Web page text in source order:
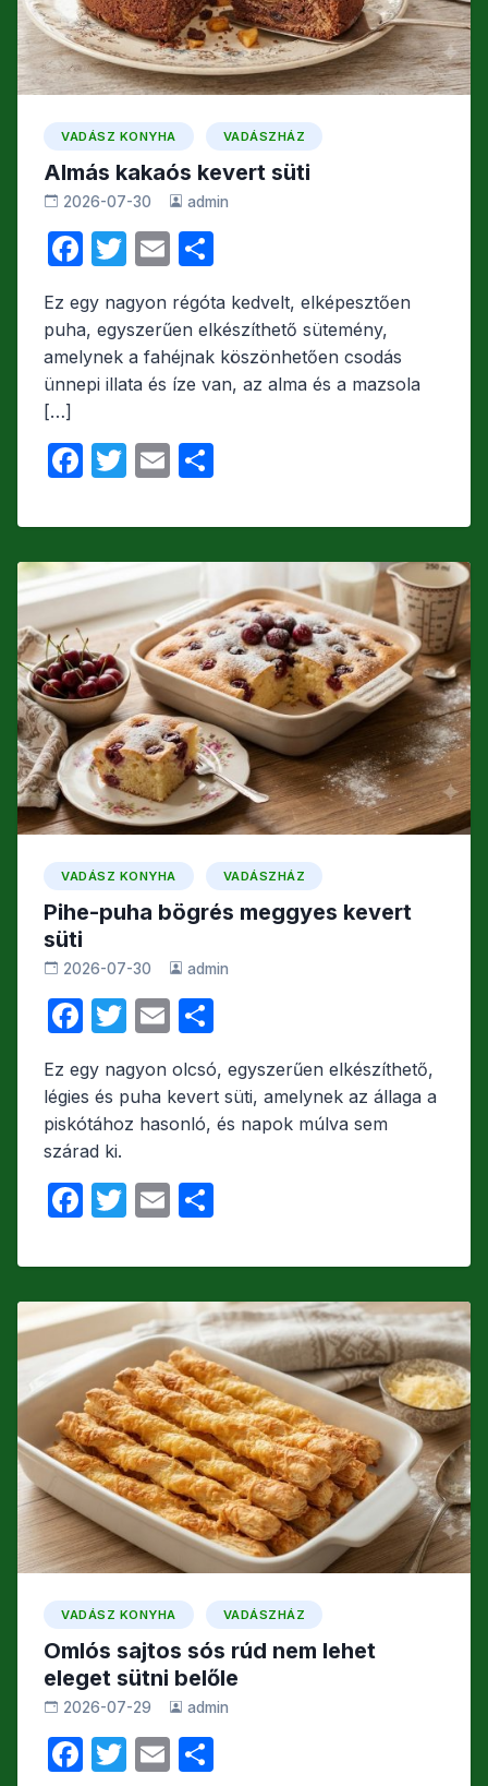
VADÁSZ KONYHA VADÁSZHÁZ
Almás kakaós kevert süti
2026-07-30 admin
F
c
e
b
o
k
T
itt
er
E
m
ail s
z
a
Ez egy nagyon régóta kedvelt, elképesztően
puha, egyszerűen elkészíthető sütemény,
amelynek a fahéjnak köszönhetően csodás
ünnepi illata és íze van, az alma és a mazsola
[…]
F
c
e
b
o
o
k
T
itt
er
E
ail s
z
a
m
e
g
VADÁSZ KONYHA VADÁSZHÁZ
Pihe-puha bögrés meggyes kevert
süti
2026-07-30 admin
F
c
e
b
o
o
k
T
itt
er
E
ail s
z
g
Ez egy nagyon olcsó, egyszerűen elkészíthető,
légies és puha kevert süti, amelynek az állaga a
piskótához hasonló, és napok múlva sem
szárad ki.
F
c
e
b
o
o
k
T
itt
er
E
ail s
z
a
m
e
g
VADÁSZ KONYHA VADÁSZHÁZ
Omlós sajtos sós rúd nem lehet
eleget sütni belőle
2026-07-29 admin
F
T
E